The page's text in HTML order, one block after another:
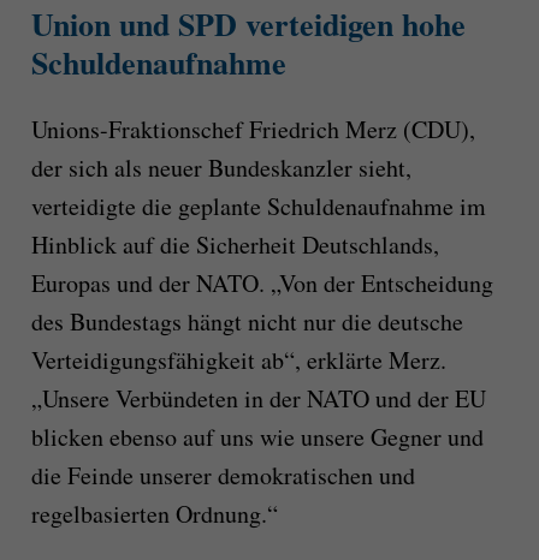
Union und SPD verteidigen hohe
Schuldenaufnahme
Unions-Fraktionschef Friedrich Merz (CDU),
der sich als neuer Bundeskanzler sieht,
verteidigte die geplante Schuldenaufnahme im
Hinblick auf die Sicherheit Deutschlands,
Europas und der NATO. „Von der Entscheidung
des Bundestags hängt nicht nur die deutsche
Verteidigungsfähigkeit ab“, erklärte Merz.
„Unsere Verbündeten in der NATO und der EU
blicken ebenso auf uns wie unsere Gegner und
die Feinde unserer demokratischen und
regelbasierten Ordnung.“